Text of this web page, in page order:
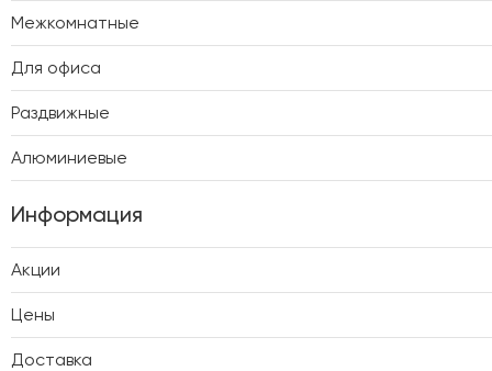
Межкомнатные
Для офиса
Раздвижные
Алюминиевые
Информация
Акции
Цены
Доставка